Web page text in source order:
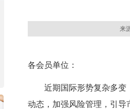
来
各会员单位：
近期国际形势复杂多变
动态，加强风险管理，引